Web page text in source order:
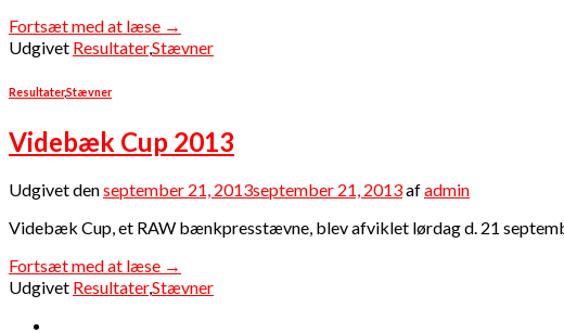
Fortsæt med at læse →
Udgivet Resultater,Stævner
Resultater,Stævner
Videbæk Cup 2013
Udgivet denseptember 21, 2013september 21, 2013afadmin
Videbæk Cup, et RAW bænkpresstævne, blev afviklet lørdag d. 21
Fortsæt med at læse →
Udgivet Resultater,Stævner